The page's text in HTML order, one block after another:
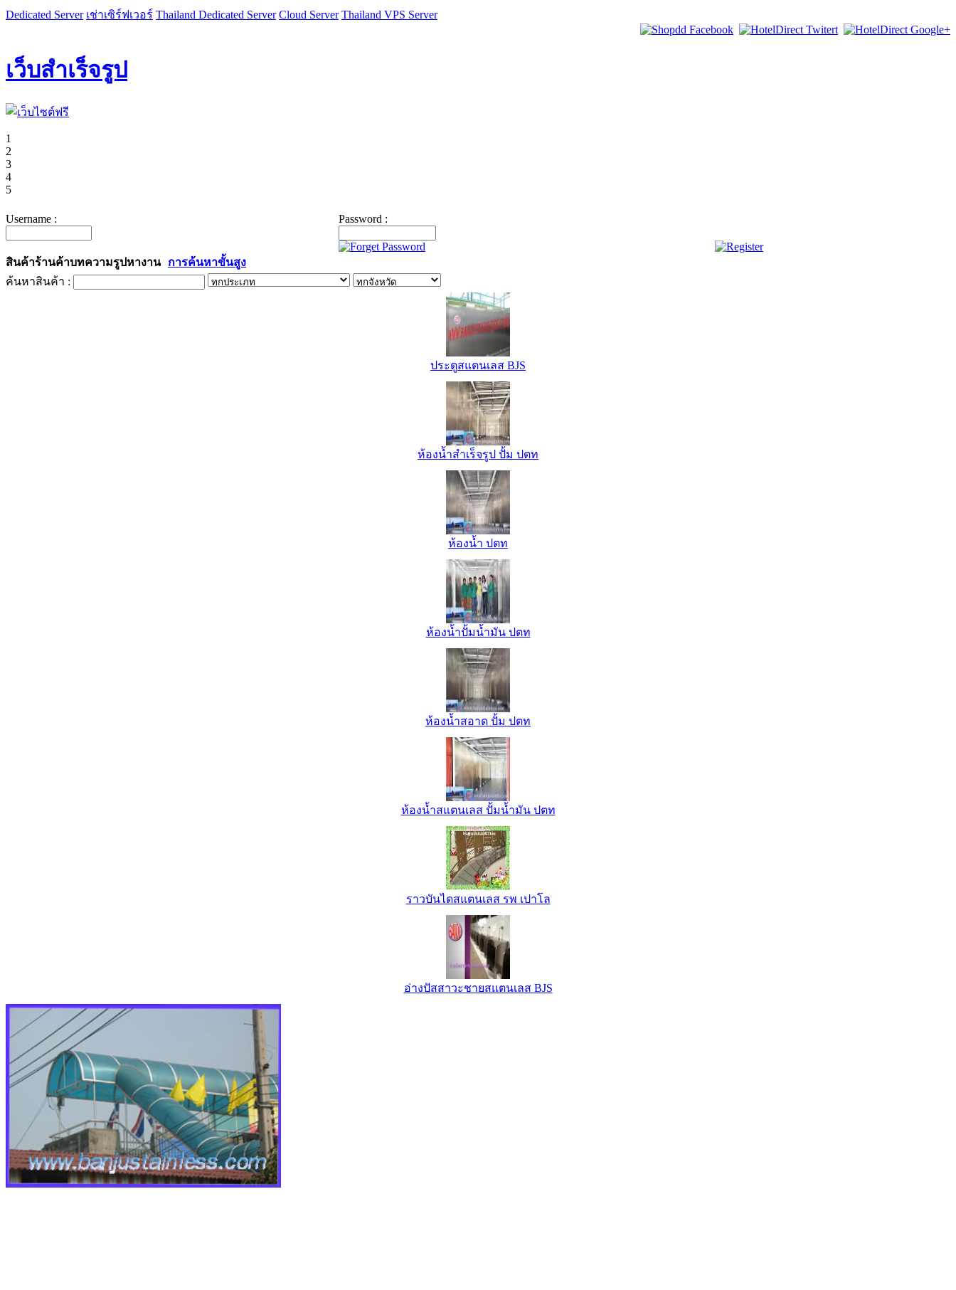
Dedicated Server เช่าเซิร์ฟเวอร์ Thailand Dedicated Server Cloud Server Thailand VPS Server
เว็บสำเร็จรูป
1
2
3
4
5
Username : Password :
สินค้าร้านค้าบทความรูปหางาน
การค้นหาขั้นสูง
ค้นหาสินค้า :
ประตูสแตนเลส BJS
ห้องน้ำสำเร็จรูป ปั้ม ปตท
ห้องน้ำ ปตท
ห้องน้ำปั้มน้ำมัน ปตท
ห้องน้ำสอาด ปั้ม ปตท
ห้องน้ำสแตนเลส ปั้มน้ำมัน ปตท
ราวบันไดสแตนเลส รพ เปาโล
อ่างปัสสาวะชายสแตนเลส BJS